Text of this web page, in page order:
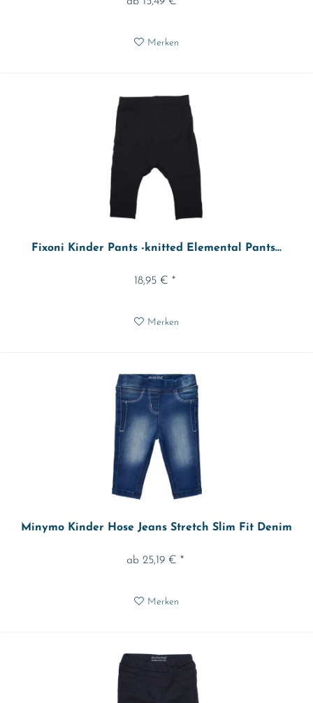
Merken
Fixoni Kinder Pants -knitted Elemental Pants...
18,95 € *
Merken
Minymo Kinder Hose Jeans Stretch Slim Fit Denim
ab 25,19 € *
Merken